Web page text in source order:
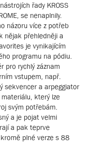
řady KROSS
se nenaplnily.
názoru více z potřeb
nějak přehledněji a
je vynikajícím
programu na pódiu.
pro rychlý záznam
vstupem, např.
sekvencer a arpeggiator
který lze
svým potřebám.
a je pojat velmi
a pak teprve
plné verze s 88